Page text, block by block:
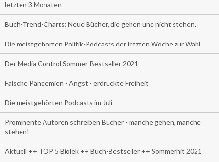
letzten 3 Monaten
Buch-Trend-Charts: Neue Bücher, die gehen und nicht stehen.
Die meistgehörten Politik-Podcasts der letzten Woche zur Wahl
Der Media Control Sommer-Bestseller 2021
Falsche Pandemien - Angst - erdrückte Freiheit
Die meistgehörten Podcasts im Juli
Prominente Autoren schreiben Bücher - manche gehen, manche
stehen!
Aktuell ++ TOP 5 Biolek ++ Buch-Bestseller ++ Sommerhit 2021